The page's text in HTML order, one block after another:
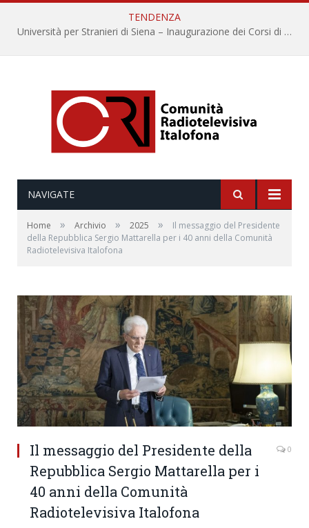
TENDENZA
Università per Stranieri di Siena – Inaugurazione dei Corsi di Lingua e Cultura Italiana, 109a annata
NAVIGATE
Home » Archivio » 2025 »
Il messaggio del Presidente
della Repubblica Sergio Mattarella per i 40 anni della Comunità
Radiotelevisiva Italofona
Il messaggio del Presidente della
Repubblica Sergio Mattarella per i
40 anni della Comunità
Radiotelevisiva Italofona
0